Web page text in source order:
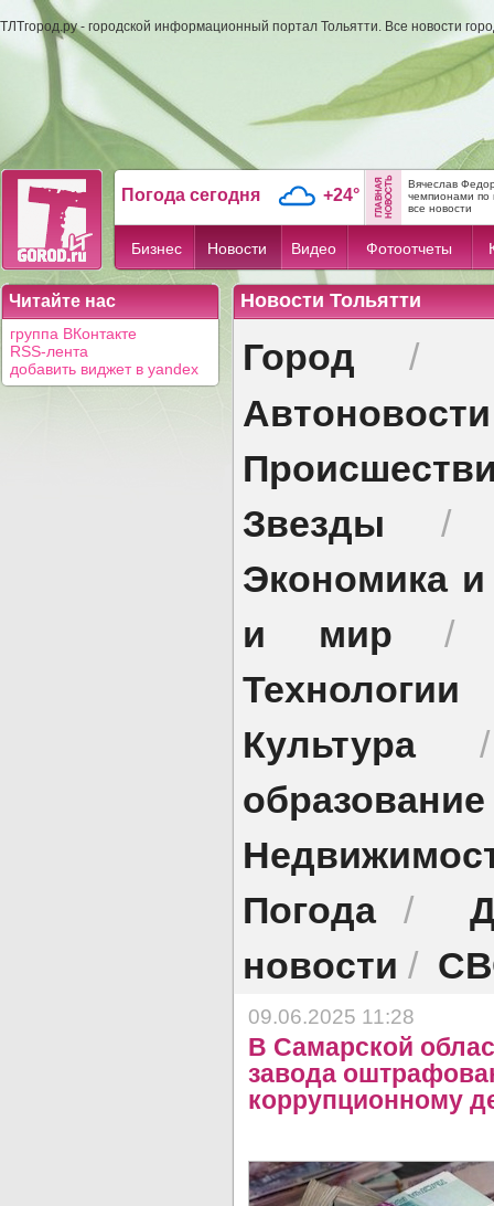
ТЛТгород.ру - городской информационный портал Тольятти. Все новости
Погода сегодня +24°
Вячеслав
чемпионами по
все новости
Бизнес Новости Видео Фотоотчеты
Читайте нас
группа ВКонтакте
RSS-лента
добавить виджет в yandex
Новости Тольятти
Город /
Автоновости
Звезды
Экономика
и мир
Технологии
Культура
образование
Погода/
новости /
09.06.2025 11:28
В Самарской
завода
коррупционному